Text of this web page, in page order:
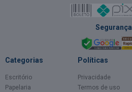
Segurança
Categorias
Escritório
Papelaria
Políticas
Privacidade
Termos de uso